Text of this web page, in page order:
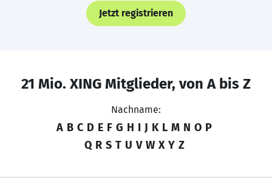
Jetzt registrieren
21 Mio. XING Mitglieder, von A bis Z
Nachname:
A B C D E F G H I J K L M N O P
Q R S T U V W X Y Z